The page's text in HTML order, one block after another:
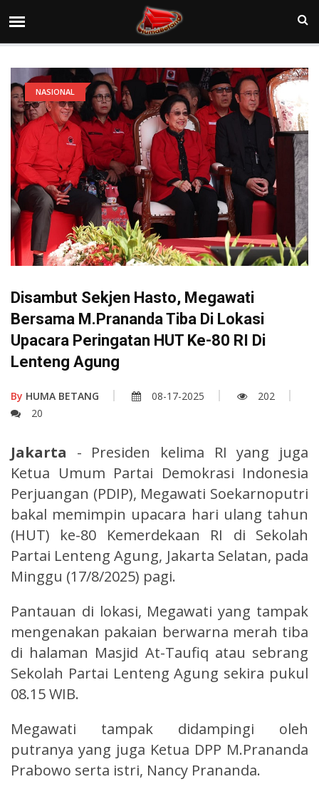
NASIONAL
Disambut Sekjen Hasto, Megawati
Bersama M.Prananda Tiba Di Lokasi
Upacara Peringatan HUT Ke-80 RI Di
Lenteng Agung
By HUMA BETANG 08-17-2025
202
20
Jakarta - Presiden kelima RI yang juga
Ketua Umum Partai Demokrasi Indonesia
Perjuangan (PDIP), Megawati Soekarnoputri
bakal memimpin upacara hari ulang tahun
(HUT) ke-80 Kemerdekaan RI di Sekolah
Partai Lenteng Agung, Jakarta Selatan, pada
Minggu (17/8/2025) pagi.
Pantauan di lokasi, Megawati yang tampak
mengenakan pakaian berwarna merah tiba
di halaman Masjid At-Taufiq atau sebrang
Sekolah Partai Lenteng Agung sekira pukul
08.15 WIB.
Megawati tampak didampingi oleh
putranya yang juga Ketua DPP M.Prananda
Prabowo serta istri, Nancy Prananda.